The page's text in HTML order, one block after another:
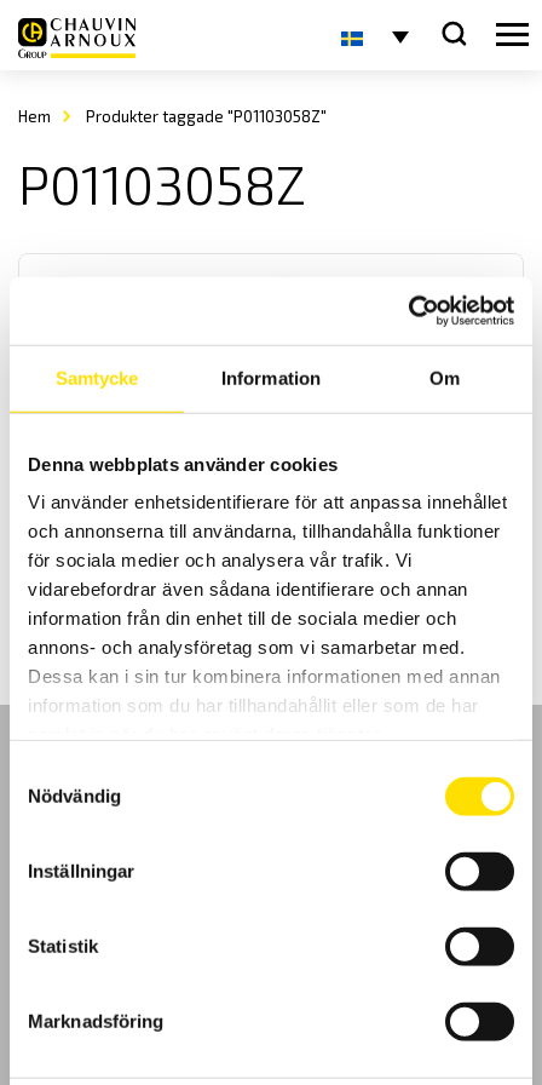
Samtycke Information Om
Denna webbplats använder cookies
Vi använder enhetsidentifierare för att anpassa innehållet
och annonserna till användarna, tillhandahålla funktioner
för sociala medier och analysera vår trafik. Vi
vidarebefordrar även sådana identifierare och annan
information från din enhet till de sociala medier och
annons- och analysföretag som vi samarbetar med.
Dessa kan i sin tur kombinera informationen med annan
information som du har tillhandahållit eller som de har
Nödvändig
Inställningar
Statistik
Marknadsföring
Hem Produkter taggade "P01103058Z"
P01103058Z
Krokodilklämmor i olika storlekar samt praktisk magnetprob samt
mätsats komplett med kabel för alla mätinstrument med 4 mm
bananingång. Med upp till kategori IV 1000 V säkerhetsklassning
enligt IEC 61010 standard.
375.00kr–885.00kr Prisintervall:
375.00 kr
till
885.00 kr
LÄS MER